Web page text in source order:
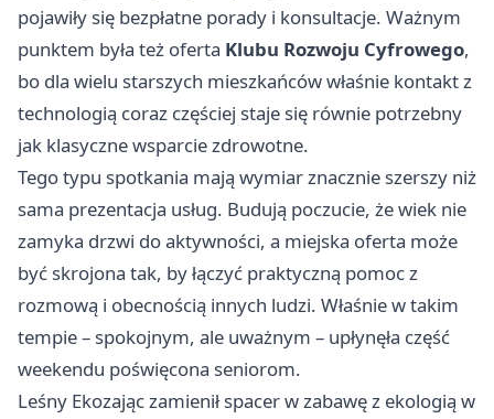
pojawiły się bezpłatne porady i konsultacje. Ważnym
punktem była też oferta Klubu Rozwoju Cyfrowego,
bo dla wielu starszych mieszkańców właśnie kontakt z
technologią coraz częściej staje się równie potrzebny
jak klasyczne wsparcie zdrowotne.
Tego typu spotkania mają wymiar znacznie szerszy niż
sama prezentacja usług. Budują poczucie, że wiek nie
zamyka drzwi do aktywności, a miejska oferta może
być skrojona tak, by łączyć praktyczną pomoc z
rozmową i obecnością innych ludzi. Właśnie w takim
tempie – spokojnym, ale uważnym – upłynęła część
weekendu poświęcona seniorom.
Leśny Ekozając zamienił spacer w zabawę z ekologią w